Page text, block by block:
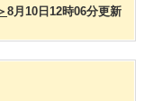
8月10日12時06分更新